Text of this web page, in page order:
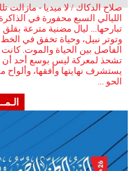
صلاح الدكاك / لا ميديا - مازالت
الليالي السبع محفورة في الذاكرة
تبارحها... ليال مضنية مترعة بقلق
وتوتر نبيل، وحياة تخفق في الخط
الفاصل بين الحياة والموت. كانت
تشحذ لمعركة ليس بوسع أحد أن
يستشرف نهايتها وأفقها، وألواح
الحو ...